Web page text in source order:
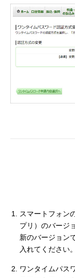
スマートフォン
プリ）のバージ
新のバージョン
入れてください。
ワンタイムパス